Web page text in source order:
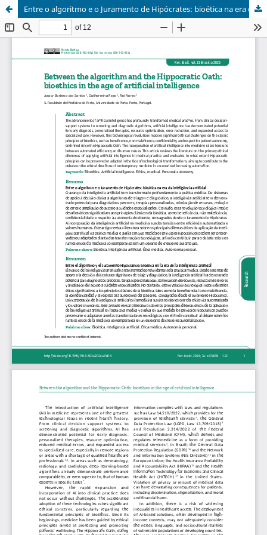
Entre o algoritmo e o Juramento de Hipócrates: bioética na era da inteligência artificial